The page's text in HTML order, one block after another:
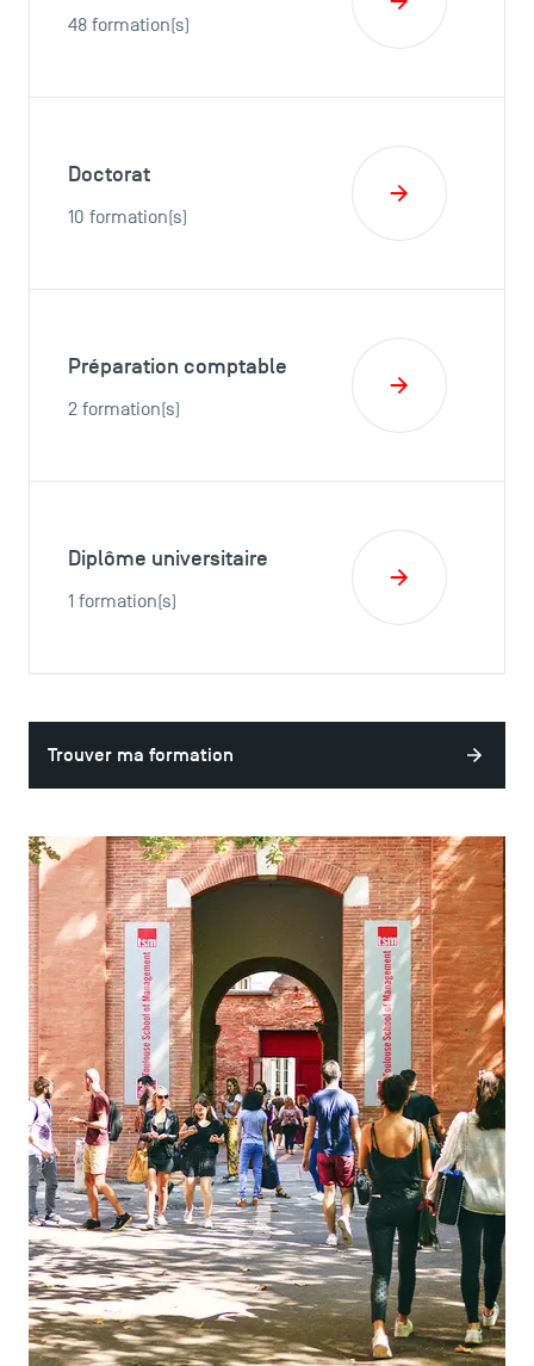
LES INDISPENSABLES
48 formation(s)
Doctorat
10 formation(s)
Préparation comptable
2 formation(s)
Diplôme universitaire
1 formation(s)
Trouver ma formation